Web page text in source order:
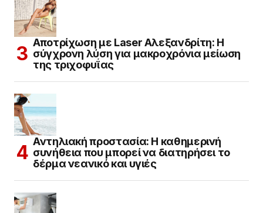
Αποτρίχωση με Laser Αλεξανδρίτη: Η
σύγχρονη λύση για μακροχρόνια μείωση
της τριχοφυΐας
Αντηλιακή προστασία: Η καθημερινή
συνήθεια που μπορεί να διατηρήσει το
δέρμα νεανικό και υγιές